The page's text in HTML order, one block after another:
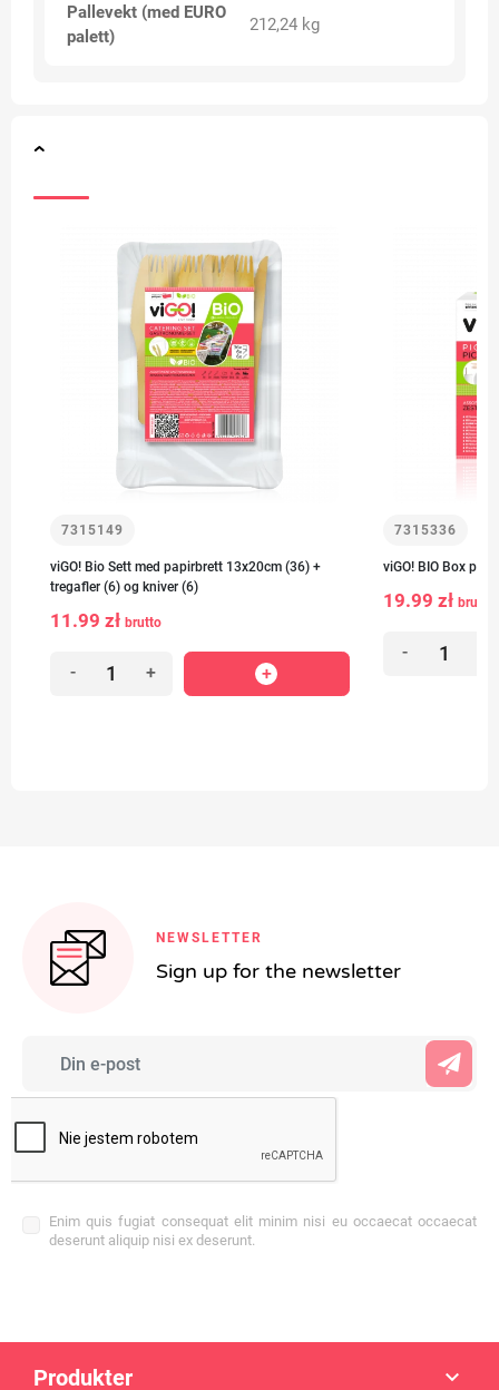
Pallevekt (med EURO
palett)
212,24 kg
7315149
viGO! Bio Sett med papirbrett 13x20cm (36) +
tregafler (6) og kniver (6)
11.99 zł brutto
- +
7315336
viGO! BIO Box
19.99 zł brutto
-
NEWSLETTER
Sign up for the newsletter
Enim quis fugiat consequat elit minim nisi eu occaecat occaecat
deserunt aliquip nisi ex deserunt.
Produkter 